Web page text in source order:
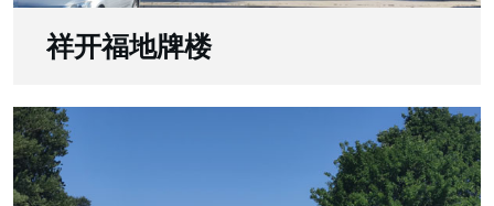
祥开福地牌楼